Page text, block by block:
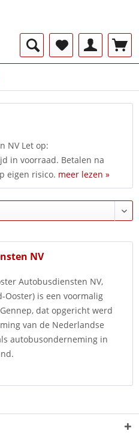
NV Let op:
in voorraad. Betalen na
eigen risico. meer lezen »
NV
Autobusdiensten NV,
Ooster) is een voormalig
dat opgericht werd
van de Nederlandse
autobusonderneming in